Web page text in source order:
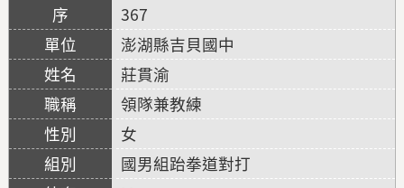
367
澎湖縣吉貝國中
莊貫渝
領隊兼教練
女
國男組跆拳道對打